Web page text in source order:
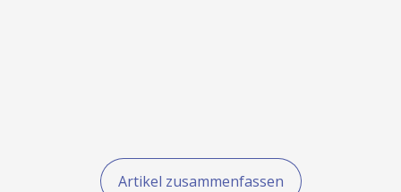
Artikel zusammenfassen